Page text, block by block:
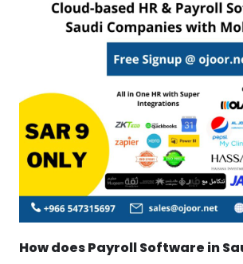
How does Payroll Software in